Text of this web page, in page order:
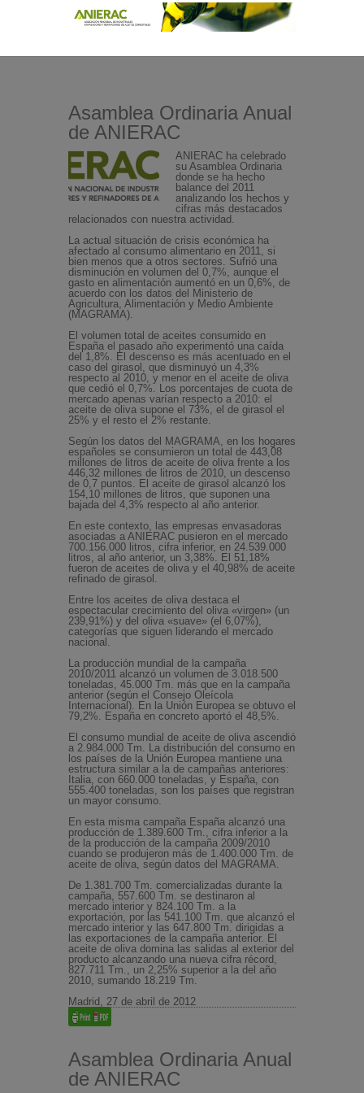
Asamblea Ordinaria Anual
de ANIERAC
ANIERAC ha celebrado
su Asamblea Ordinaria
donde se ha hecho
balance del 2011
analizando los hechos y
cifras más destacados
relacionados con nuestra actividad.
La actual situación de crisis económica ha
afectado al consumo alimentario en 2011, si
bien menos que a otros sectores. Sufrió una
disminución en volumen del 0,7%, aunque el
gasto en alimentación aumentó en un 0,6%, de
acuerdo con los datos del Ministerio de
Agricultura, Alimentación y Medio Ambiente
(MAGRAMA).
El volumen total de aceites consumido en
España el pasado año experimentó una caída
del 1,8%. El descenso es más acentuado en el
caso del girasol, que disminuyó un 4,3%
respecto al 2010, y menor en el aceite de oliva
que cedió el 0,7%. Los porcentajes de cuota de
mercado apenas varían respecto a 2010: el
aceite de oliva supone el 73%, el de girasol el
25% y el resto el 2% restante.
Según los datos del MAGRAMA, en los hogares
españoles se consumieron un total de 443,08
millones de litros de aceite de oliva frente a los
446,32 millones de litros de 2010, un descenso
de 0,7 puntos. El aceite de girasol alcanzó los
154,10 millones de litros, que suponen una
bajada del 4,3% respecto al año anterior.
En este contexto, las empresas envasadoras
asociadas a ANIERAC pusieron en el mercado
700.156.000 litros, cifra inferior, en 24.539.000
litros, al año anterior, un 3,38%. El 51,18%
fueron de aceites de oliva y el 40,98% de aceite
refinado de girasol.
Entre los aceites de oliva destaca el
espectacular crecimiento del oliva «virgen» (un
239,91%) y del oliva «suave» (el 6,07%),
categorías que siguen liderando el mercado
nacional.
La producción mundial de la campaña
2010/2011 alcanzó un volumen de 3.018.500
toneladas, 45.000 Tm. más que en la campaña
anterior (según el Consejo Oleícola
Internacional). En la Unión Europea se obtuvo el
79,2%. España en concreto aportó el 48,5%.
El consumo mundial de aceite de oliva ascendió
a 2.984.000 Tm. La distribución del consumo en
los países de la Unión Europea mantiene una
estructura similar a la de campañas anteriores:
Italia, con 660.000 toneladas, y España, con
555.400 toneladas, son los países que registran
un mayor consumo.
En esta misma campaña España alcanzó una
producción de 1.389.600 Tm., cifra inferior a la
de la producción de la campaña 2009/2010
cuando se produjeron más de 1.400.000 Tm. de
aceite de oliva, según datos del MAGRAMA.
De 1.381.700 Tm. comercializadas durante la
campaña, 557.600 Tm. se destinaron al
mercado interior y 824.100 Tm. a la
exportación, por las 541.100 Tm. que alcanzó el
mercado interior y las 647.800 Tm. dirigidas a
las exportaciones de la campaña anterior. El
aceite de oliva domina las salidas al exterior del
producto alcanzando una nueva cifra récord,
827.711 Tm., un 2,25% superior a la del año
2010, sumando 18.219 Tm.
Madrid, 27 de abril de 2012
Asamblea Ordinaria Anual
de ANIERAC